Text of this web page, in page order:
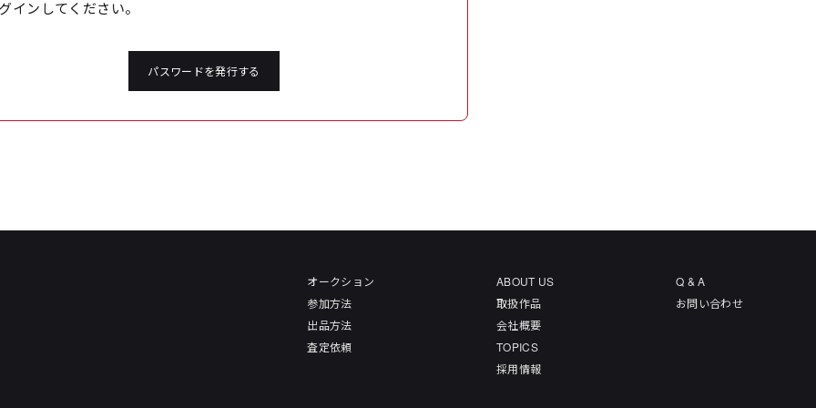
インしてください。
パスワードを発行する
オークション
参加方法
出品方法
査定依頼
ABOUT US
取扱作品
会社概要
TOPICS
採用情報
Q & A
お問い合わせ